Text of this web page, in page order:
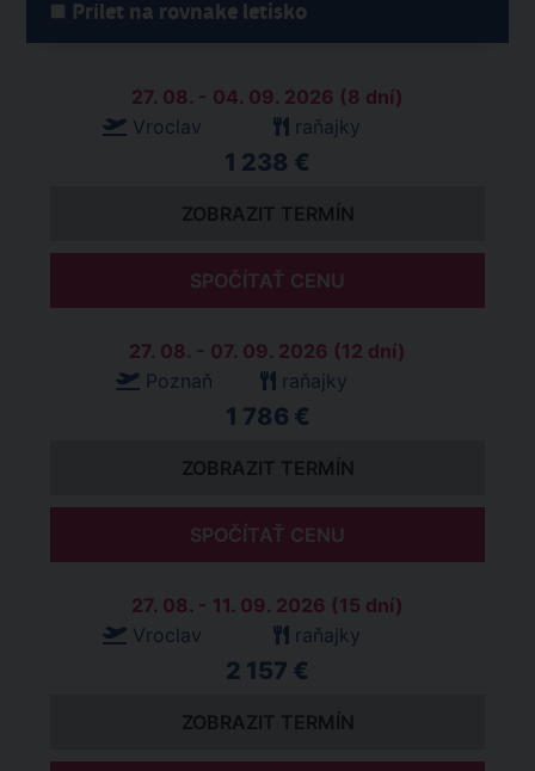
Prílet na rovnake letisko
27. 08. - 04. 09. 2026 (8 dní)
Vroclav
raňajky
1 238 €
ZOBRAZIT TERMÍN
SPOČÍTAŤ CENU
27. 08. - 07. 09. 2026 (12 dní)
Poznaň
raňajky
1 786 €
ZOBRAZIT TERMÍN
SPOČÍTAŤ CENU
27. 08. - 11. 09. 2026 (15 dní)
Vroclav
raňajky
2 157 €
ZOBRAZIT TERMÍN